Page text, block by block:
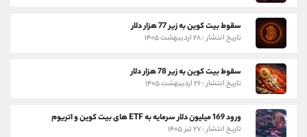
سقوط بیت کوین به زیر 77 هزار دلار
تاریخ انتشار : ۲۸ اردیبهشت ۱۴۰۵
سقوط بیت کوین به زیر 78 هزار دلار
تاریخ انتشار : ۲۶ اردیبهشت ۱۴۰۵
ورود 169 میلیون دلار سرمایه به ETF های بیت کوین و اتریوم
تاریخ انتشار : ۲۷ تیر ۱۴۰۵